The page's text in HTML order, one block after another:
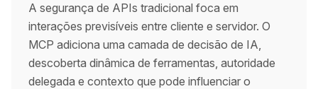
A segurança de APIs tradicional foca em
interações previsíveis entre cliente e servidor. O
MCP adiciona uma camada de decisão de IA,
descoberta dinâmica de ferramentas, autoridade
delegada e contexto que pode influenciar o